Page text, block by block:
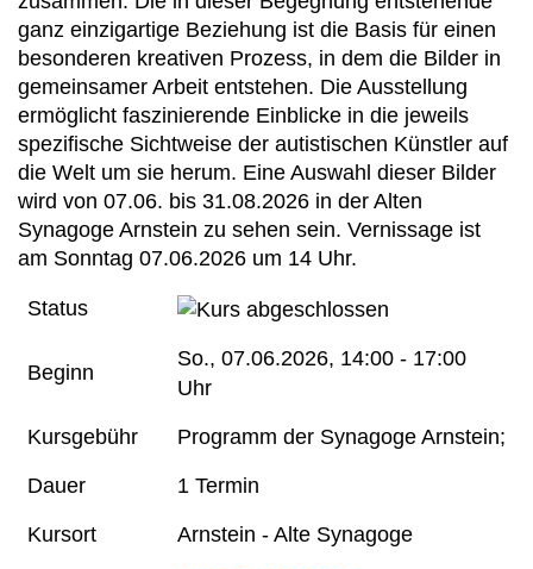
ganz einzigartige Beziehung ist die Basis für einen
besonderen kreativen Prozess, in dem die Bilder in
gemeinsamer Arbeit entstehen. Die Ausstellung
ermöglicht faszinierende Einblicke in die jeweils
spezifische Sichtweise der autistischen Künstler auf
die Welt um sie herum. Eine Auswahl dieser Bilder
wird von 07.06. bis 31.08.2026 in der Alten
Synagoge Arnstein zu sehen sein. Vernissage ist
am Sonntag 07.06.2026 um 14 Uhr.
Status
Beginn
So., 07.06.2026, 14:00 - 17:00
Uhr
Kursgebühr Programm der Synagoge Arnstein;
Dauer 1 Termin
Kursort Arnstein - Alte Synagoge